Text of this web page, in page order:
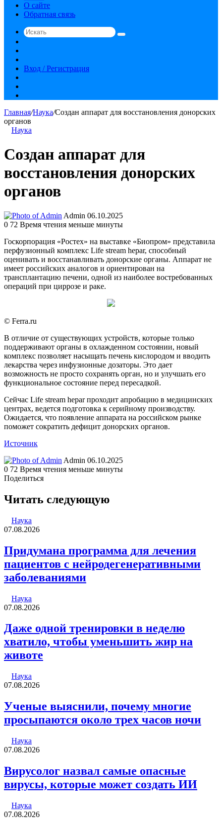
О сайте
Обратная связь
Искать
статья
Вход / Регистрация
Главная/Наука/Создан аппарат для восстановления донорских
органов
Наука
Создан аппарат для
восстановления донорских
органов
Admin Send
an
06.10.2025
0 72 Время чтения меньше минуты
Госкорпорация «Ростех» на выставке «Биопром» представила
перфузионный комплекс Life stream hepar, способный
оценивать и восстанавливать донорские органы. Аппарат не
имеет российских аналогов и ориентирован на
трансплантацию печени, одной из наиболее востребованных
операций при циррозе и раке.
© Ferra.ru
В отличие от существующих устройств, которые только
поддерживают органы в охлажденном состоянии, новый
комплекс позволяет насыщать печень кислородом и вводить
лекарства через инфузионные дозаторы. Это дает
возможность не просто сохранять орган, но и улучшать его
функциональное состояние перед пересадкой.
Сейчас Life stream hepar проходит апробацию в медицинских
центрах, ведется подготовка к серийному производству.
Ожидается, что появление аппарата на российском рынке
поможет сократить дефицит донорских органов.
Источник
Admin Send
an
06.10.2025
0 72 Время чтения меньше минуты
Поделиться
через
электронную
Читать следующую
Наука
07.08.2026
Придумана программа для лечения
пациентов с нейродегенеративными
заболеваниями
Наука
07.08.2026
Даже одной тренировки в неделю
хватило, чтобы уменьшить жир на
животе
Наука
07.08.2026
Ученые выяснили, почему многие
просыпаются около трех часов ночи
Наука
07.08.2026
Вирусолог назвал самые опасные
вирусы, которые может создать ИИ
Наука
07.08.2026